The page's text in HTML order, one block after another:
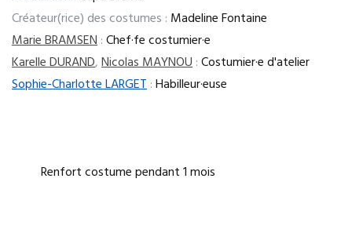
Créateur(rice) des costumes : Madeline Fontaine
Marie BRAMSEN:Chef·fe costumier·e
Karelle DURAND,Nicolas MAYNOU:Costumier·e d'atelier
Sophie-Charlotte LARGET:Habilleur·euse
Renfort costume pendant 1 mois